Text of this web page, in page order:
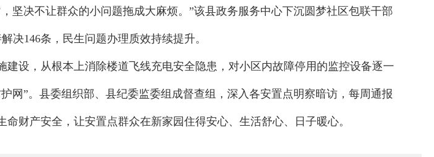
坚决不让群众的小问题拖成大麻烦。”该县政务服务中心下沉圆梦社区包联干部
决146条，民生问题办理质效持续提升。
设，从根本上消除楼道飞线充电安全隐患，对小区内故障停用的监控设备逐一
网”。县委组织部、县纪委监委组成督查组，深入各安置点明察暗访，每周通报
财产安全，让安置点群众在新家园住得安心、生活舒心、日子暖心。